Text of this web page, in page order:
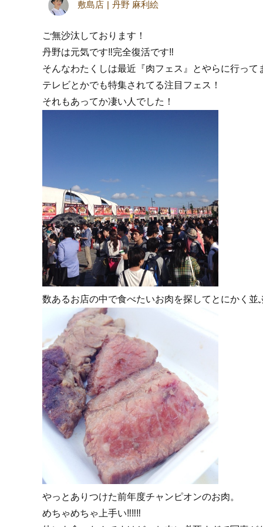
敷島店 丹野 麻利絵
ご無沙汰しております！
丹野は元気です‼︎完全復活です‼︎
そんなわたくしは最近『肉フェス』とやらに行って
テレビとかでも特集されてる注目フェス！
それもあってか凄い人でした！
数あるお店の中で食べたいお肉を探してとにかく並
やっとありつけた前年度チャンピオンのお肉。
めちゃめちゃ上手い‼︎‼︎‼︎